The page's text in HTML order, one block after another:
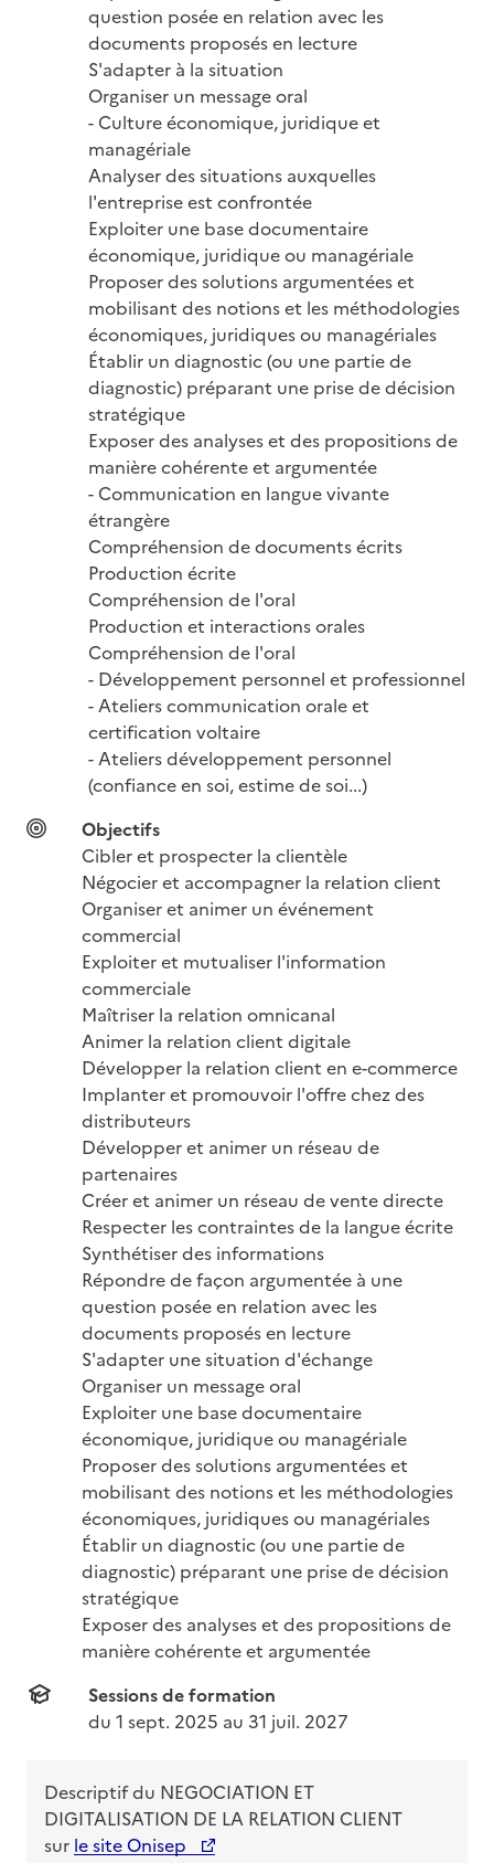
question posée en relation avec les
documents proposés en lecture
S'adapter à la situation
Organiser un message oral
- Culture économique, juridique et
managériale
Analyser des situations auxquelles
l'entreprise est confrontée
Exploiter une base documentaire
économique, juridique ou managériale
Proposer des solutions argumentées et
mobilisant des notions et les méthodologies
économiques, juridiques ou managériales
Établir un diagnostic (ou une partie de
diagnostic) préparant une prise de décision
stratégique
Exposer des analyses et des propositions de
manière cohérente et argumentée
- Communication en langue vivante
étrangère
Compréhension de documents écrits
Production écrite
Compréhension de l'oral
Production et interactions orales
Compréhension de l'oral
- Développement personnel et professionnel
- Ateliers communication orale et
certification voltaire
- Ateliers développement personnel
(confiance en soi, estime de soi...)
Objectifs
Cibler et prospecter la clientèle
Négocier et accompagner la relation client
Organiser et animer un événement
commercial
Exploiter et mutualiser l'information
commerciale
Maîtriser la relation omnicanal
Animer la relation client digitale
Développer la relation client en e-commerce
Implanter et promouvoir l'offre chez des
distributeurs
Développer et animer un réseau de
partenaires
Créer et animer un réseau de vente directe
Respecter les contraintes de la langue écrite
Synthétiser des informations
Répondre de façon argumentée à une
question posée en relation avec les
documents proposés en lecture
S'adapter une situation d'échange
Organiser un message oral
Exploiter une base documentaire
économique, juridique ou managériale
Proposer des solutions argumentées et
mobilisant des notions et les méthodologies
économiques, juridiques ou managériales
Établir un diagnostic (ou une partie de
diagnostic) préparant une prise de décision
stratégique
Exposer des analyses et des propositions de
manière cohérente et argumentée
Sessions de formation
du 1 sept. 2025 au 31 juil. 2027
Descriptif du NEGOCIATION ET
DIGITALISATION DE LA RELATION CLIENT
sur le site Onisep